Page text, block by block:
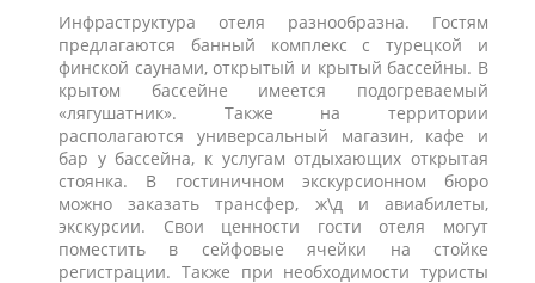
Инфраструктура отеля разнообразна. Гостям
предлагаются банный комплекс с турецкой и
финской саунами, открытый и крытый бассейны. В
крытом бассейне имеется подогреваемый
«лягушатник». Также на территории
располагаются универсальный магазин, кафе и
бар у бассейна, к услугам отдыхающих открытая
стоянка. В гостиничном экскурсионном бюро
можно заказать трансфер, ж\д и авиабилеты,
экскурсии. Свои ценности гости отеля могут
поместить в сейфовые ячейки на стойке
регистрации. Также при необходимости туристы